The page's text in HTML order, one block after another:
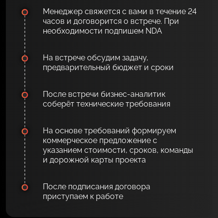
Менеджер свяжется с вами в течение 24
часов и договорится о встрече. При
необходимости подпишем NDA
На встрече обсудим задачу,
предварительный бюджет и сроки
После встречи бизнес-аналитик
соберёт технические требования
На основе требований формируем
коммерческое предложение с
указанием стоимости, сроков, команды
и дорожной карты проекта
После подписания договора
приступаем к работе